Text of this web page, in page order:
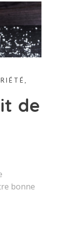
,
de
bonne